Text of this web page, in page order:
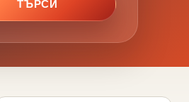
ТЪРСИ